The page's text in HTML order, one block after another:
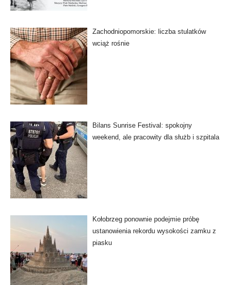
Zachodniopomorskie: liczba stulatków
wciąż rośnie
Bilans Sunrise Festival: spokojny
weekend, ale pracowity dla służb i szpitala
Kołobrzeg ponownie podejmie próbę
ustanowienia rekordu wysokości zamku z
piasku